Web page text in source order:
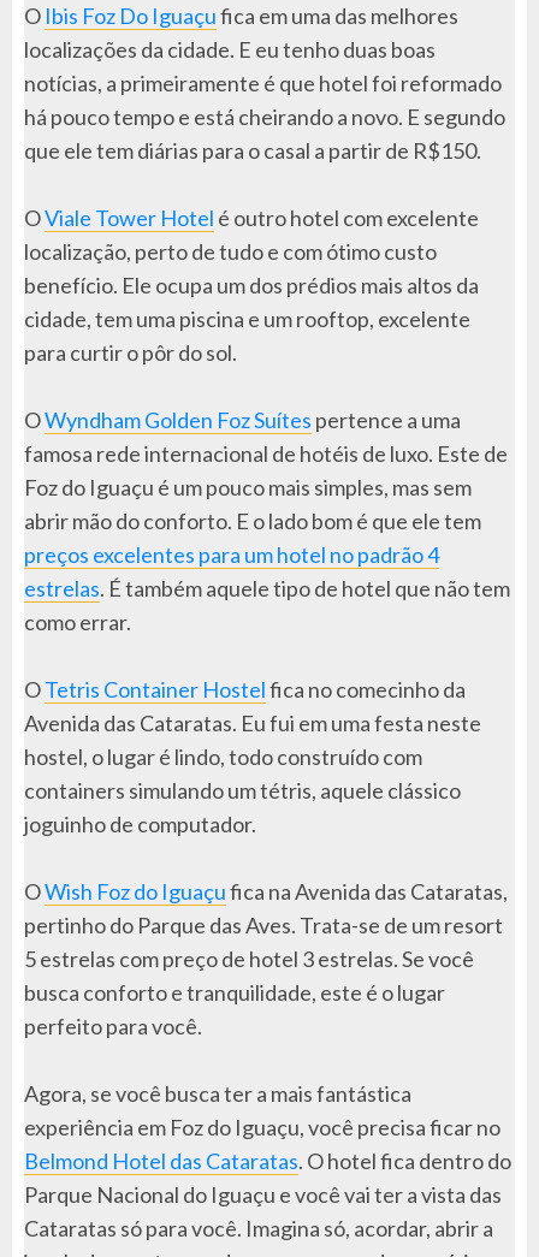
O Ibis Foz Do Iguaçufica em uma das melhores
localizações da cidade. E eu tenho duas boas
notícias, a primeiramente é que hotel foi reformado
há pouco tempo e está cheirando a novo. E segundo
que ele tem diárias para o casal a partir de R$150.
OViale Tower Hotel é outro hotel com excelente
localização, perto de tudo e com ótimo custo
benefício. Ele ocupa um dos prédios mais altos da
cidade, tem uma piscina e um rooftop, excelente
para curtir o pôr do sol.
OWyndham Golden Foz Suítes pertence a uma
famosa rede internacional de hotéis de luxo. Este de
Foz do Iguaçu é um pouco mais simples, mas sem
abrir mão do conforto. E o lado bom é que ele tem
preços excelentes para um hotel no padrão 4
estrelas. É também aquele tipo de hotel que não tem
como errar.
OTetris Container Hostelfica no comecinho da
Avenida das Cataratas. Eu fui em uma festa neste
hostel, o lugar é lindo, todo construído com
containers simulando um tétris, aquele clássico
joguinho de computador.
OWish Foz do Iguaçufica na Avenida das Cataratas,
pertinho do Parque das Aves. Trata-se de um resort
5 estrelas com preço de hotel 3 estrelas. Se você
busca conforto e tranquilidade, este é o lugar
perfeito para você.
Agora, se você busca ter a mais fantástica
experiência em Foz do Iguaçu, você precisa ficar no
Belmond Hotel das Cataratas. O hotel fica dentro do
Parque Nacional do Iguaçu e você vai ter a vista das
Cataratas só para você. Imagina só, acordar, abrir a